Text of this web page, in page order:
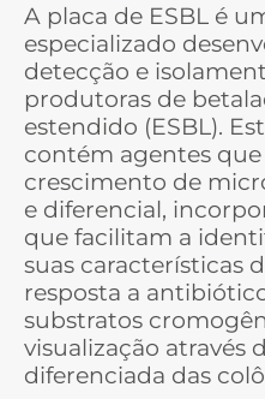
A placa de ESBL é
especializado
detecção e
produtoras de
estendido (ESBL).
contém agentes
crescimento de
e diferencial,
que facilitam a
suas características
resposta a
substratos
visualização através
diferenciada das